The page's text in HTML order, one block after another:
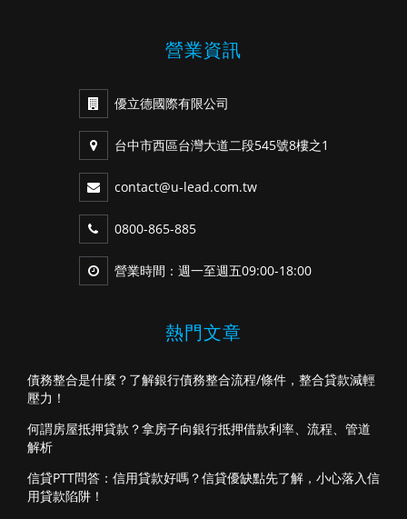
營業資訊
優立德國際有限公司
台中市西區台灣大道二段545號8樓之1
contact@u-lead.com.tw
0800-865-885
營業時間：週一至週五09:00-18:00
熱門文章
債務整合是什麼？了解銀行債務整合流程/條件，整合貸款減輕
壓力！
何謂房屋抵押貸款？拿房子向銀行抵押借款利率、流程、管道
解析
信貸PTT問答：信用貸款好嗎？信貸優缺點先了解，小心落入信
用貸款陷阱！